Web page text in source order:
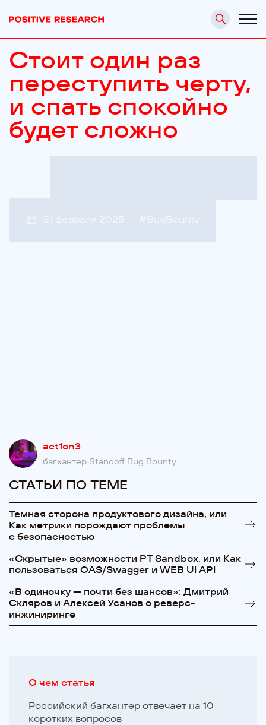
Стоит один раз
переступить черту,
и спать спокойно
будет сложно
О чем статья
Российский багхантер отвечает на 10
коротких вопросов
act1on3
багхантер Standoff Bug Bounty
СТАТЬИ ПО ТЕМЕ
Темная сторона продуктового дизайна, или
Как метрики порождают проблемы
с безопасностью
«Cкрытые» возможности PT Sandbox, или Как
пользоваться OAS/Swagger и WEB UI API
«В одиночку — почти без шансов»: Дмитрий
Скляров и Алексей Усанов о реверс-
инжиниринге